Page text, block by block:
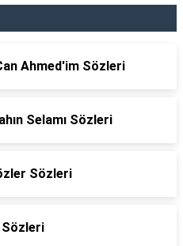
Ahmed'im Sözleri
Selamı Sözleri
Sözleri
Sözleri